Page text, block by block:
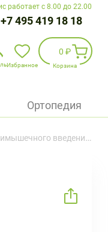
работает с 8.00 до 22.00
+7 495 419 18 18
Избранное
0 ₽
Корзина
Ортопедия
введения ампулы